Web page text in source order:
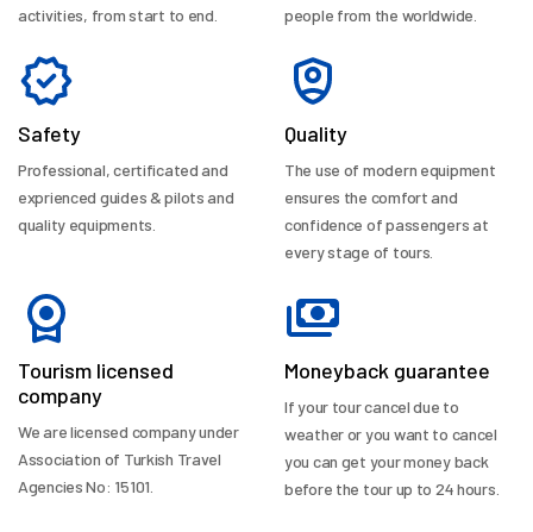
activities, from start to end.
people from the worldwide.
Safety
Professional, certificated and
exprienced guides & pilots and
quality equipments.
Quality
The use of modern equipment
ensures the comfort and
confidence of passengers at
every stage of tours.
Tourism licensed
company
We are licensed company under
Association of Turkish Travel
Agencies No: 15101.
Moneyback guarantee
If your tour cancel due to
weather or you want to cancel
you can get your money back
before the tour up to 24 hours.